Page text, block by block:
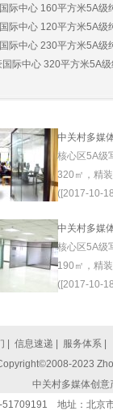
际中心 160平方米5A级
际中心 120平方米5A级
际中心 230平方米5A级
国际中心 320平方米5A
中关村多媒
核心区5A级
320㎡，精
([2017-10-
中关村多媒
核心区5A级
190㎡，精
([2017-10-
信息速递 服务体系
2023
中关村多媒体创
51709191 地址：北京